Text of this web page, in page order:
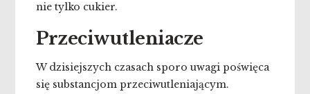
nie tylko cukier.
Przeciwutleniacze
W dzisiejszych czasach sporo uwagi poświęca
się substancjom przeciwutleniającym.